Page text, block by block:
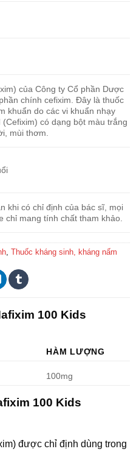
của Công ty Cổ phần Dược
chính cefixim. Đây là thuốc
khuẩn do các vi khuẩn nhạy
có dạng bột màu trắng
mùi thơm.
khi có chỉ định của bác sĩ, mọi
chỉ mang tính chất tham khảo.
Thuốc kháng sinh, kháng nấm
100 Kids
HÀM LƯỢNG
100mg
100 Kids
được chỉ định dùng trong